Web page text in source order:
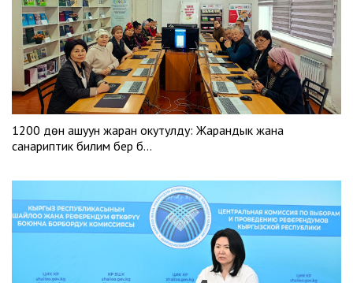
1200 дөн ашуун жаран окутулду: Жарандык жана
санариптик билим берүү б…